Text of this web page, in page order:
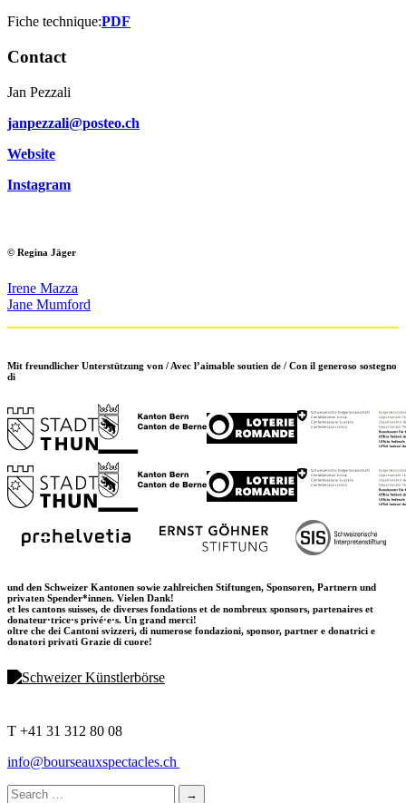
Fiche technique:PDF
Contact
Jan Pezzali
janpezzali@posteo.ch
Website
Instagram
© Regina Jäger
Irene Mazza
Jane Mumford
Mit freundlicher Unterstützung von / Avec l’aimable soutien de / Con il generoso sostegno
di
und den Schweizer Kantonen sowie zahlreichen Stiftungen, Sponsoren, Partnern und
privaten Spender*innen. Vielen Dank!
et les cantons suisses, de diverses fondations et de nombreux sponsors, partenaires et
donateur·trice·s privé·e·s. Un grand merci!
oltre che dei Cantoni svizzeri, di numerose fondazioni, sponsor, partner e donatrici e
donatori privati Grazie di cuore!
T +41 31 312 80 08
info@bourseauxspectacles.ch